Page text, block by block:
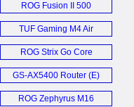
ROG Fusion II 500
Headset (E)
TUF Gaming M4 Air
Mouse (E)
ROG Strix Go Core
Headset (E)
GS-AX5400 Router (E)
ROG Zephyrus M16